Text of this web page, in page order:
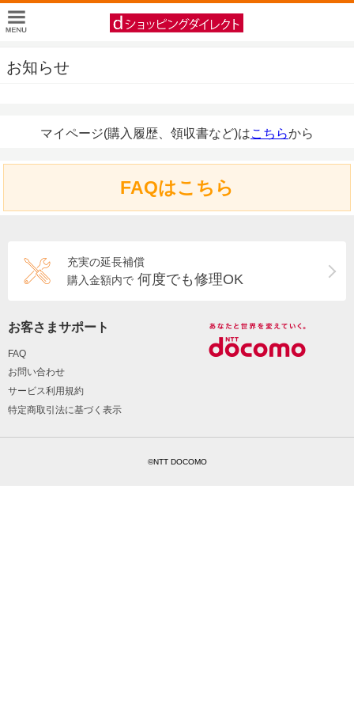
お知らせ
マイページ(購入履歴、領収書など)はこちらから
FAQはこちら
充実の延長補償
購入金額内で 何度でも修理OK
お客さまサポート
FAQ
お問い合わせ
サービス利用規約
特定商取引法に基づく表示
©NTT DOCOMO